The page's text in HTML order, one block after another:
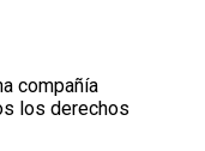
compañía
los derechos